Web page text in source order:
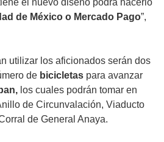
el nuevo diseño podrá hacerlo
de México o Mercado Pago”,
utilizar los aficionados serán dos
de bicicletas para avanzar
los cuales podrán tomar en
de Circunvalación, Viaducto
de General Anaya.